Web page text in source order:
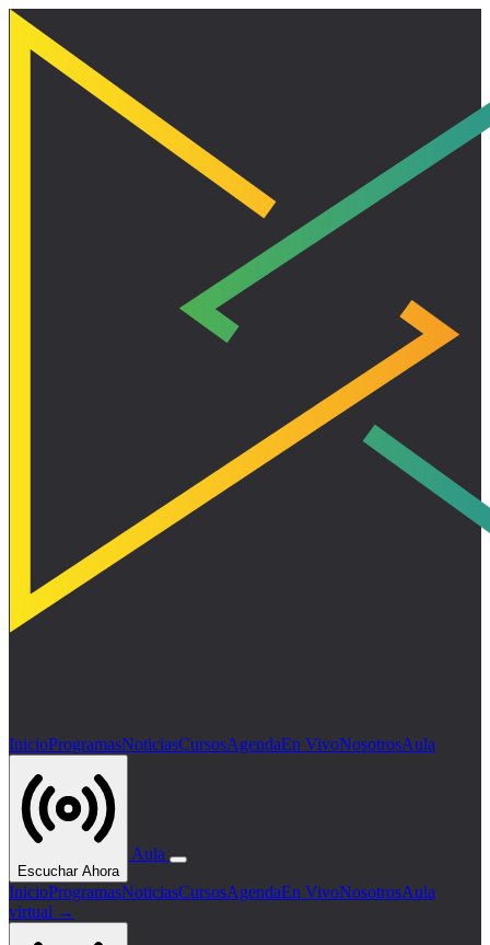
InicioProgramasNoticiasCursosAgendaEn VivoNosotrosAula
Escuchar Ahora
Aula
InicioProgramasNoticiasCursosAgendaEn VivoNosotrosAula
virtual →